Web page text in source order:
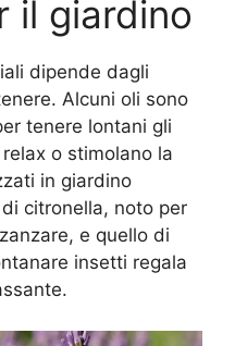
il giardino
dipende dagli
Alcuni oli sono
tenere lontani gli
o stimolano la
in giardino
citronella, noto per
e quello di
insetti regala